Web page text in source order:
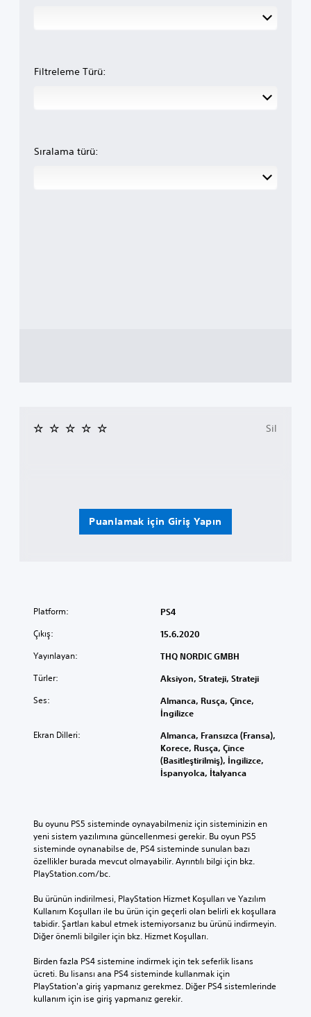
Filtreleme Türü:
Sıralama türü:
Puanlamak için Giriş Yapın
Sil
Platform: PS4
Çıkış: 15.6.2020
Yayınlayan: THQ NORDIC GMBH
Türler: Aksiyon, Strateji, Strateji
Ses:
Almanca, Rusça, Çince,
İngilizce
Ekran Dilleri:
Almanca, Fransızca (Fransa),
Korece, Rusça, Çince
(Basitleştirilmiş), İngilizce,
İspanyolca, İtalyanca
Bu oyunu PS5 sisteminde oynayabilmeniz için sisteminizin en
yeni sistem yazılımına güncellenmesi gerekir. Bu oyun PS5
sisteminde oynanabilse de, PS4 sisteminde sunulan bazı
özellikler burada mevcut olmayabilir. Ayrıntılı bilgi için bkz.
PlayStation.com/bc.
Bu ürünün indirilmesi, PlayStation Hizmet Koşulları ve Yazılım
Kullanım Koşulları ile bu ürün için geçerli olan belirli ek koşullara
tabidir. Şartları kabul etmek istemiyorsanız bu ürünü indirmeyin.
Diğer önemli bilgiler için bkz. Hizmet Koşulları.
Birden fazla PS4 sistemine indirmek için tek seferlik lisans
ücreti. Bu lisansı ana PS4 sisteminde kullanmak için
PlayStation'a giriş yapmanız gerekmez. Diğer PS4 sistemlerinde
kullanım için ise giriş yapmanız gerekir.